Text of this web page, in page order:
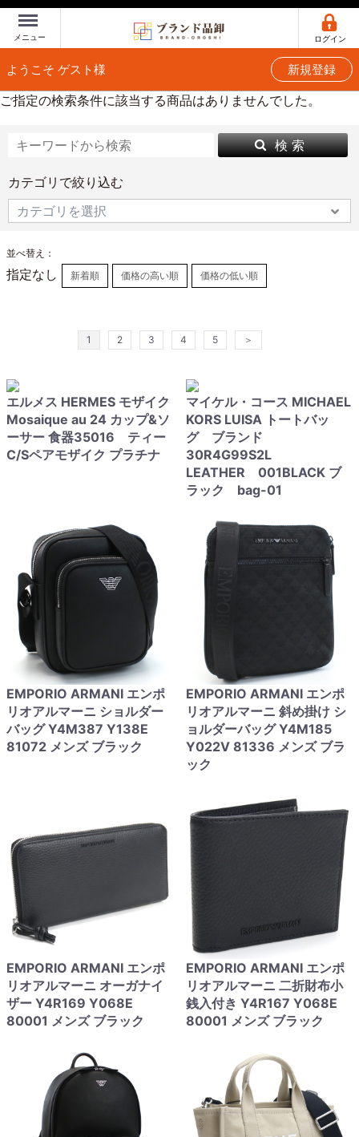
Menu
メニュー ログイン
ようこそ ゲスト様 新規登録
ご指定の検索条件に該当する商品はありませんでした。
検 索
カテゴリで絞り込む
並べ替え：
指定なし 新着順 価格の高い順 価格の低い順
1 2 3 4 5 ＞
エルメス HERMES モザイク
Mosaique au 24 カップ&ソ
ーサー 食器35016 ティー
C/Sペアモザイク プラチナ
マイケル・コース MICHAEL
KORS LUISA トートバッ
グ ブランド
30R4G99S2L
LEATHER 001BLACK ブ
ラック bag-01
EMPORIO ARMANI エンポ
リオアルマーニ ショルダー
バッグ Y4M387 Y138E
81072 メンズ ブラック
EMPORIO ARMANI エンポ
リオアルマーニ 斜め掛け シ
ョルダーバッグ Y4M185
Y022V 81336 メンズ ブラ
ック
EMPORIO ARMANI エンポ
リオアルマーニ オーガナイ
ザー Y4R169 Y068E
80001 メンズ ブラック
EMPORIO ARMANI エンポ
リオアルマーニ 二折財布小
銭入付き Y4R167 Y068E
80001 メンズ ブラック